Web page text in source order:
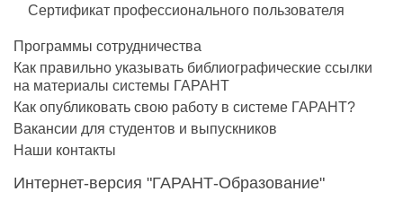
Сертификат профессионального пользователя
Программы сотрудничества
Как правильно указывать библиографические ссылки
на материалы системы ГАРАНТ
Как опубликовать свою работу в системе ГАРАНТ?
Вакансии для студентов и выпускников
Наши контакты
Интернет-версия "ГАРАНТ-Образование"